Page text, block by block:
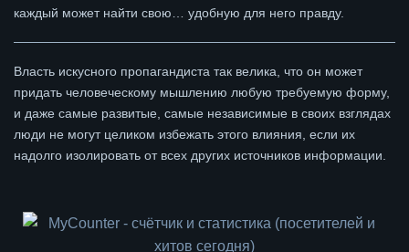
каждый может найти свою… удобную для него правду.
Власть искусного пропагандиста так велика, что он может
придать человеческому мышлению любую требуемую форму,
и даже самые развитые, самые независимые в своих взглядах
люди не могут целиком избежать этого влияния, если их
надолго изолировать от всех других источников информации.